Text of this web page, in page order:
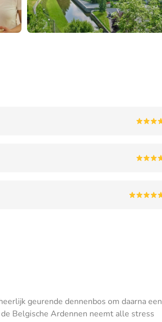
geurende dennenbos om daarna een
Belgische Ardennen neemt alle stress